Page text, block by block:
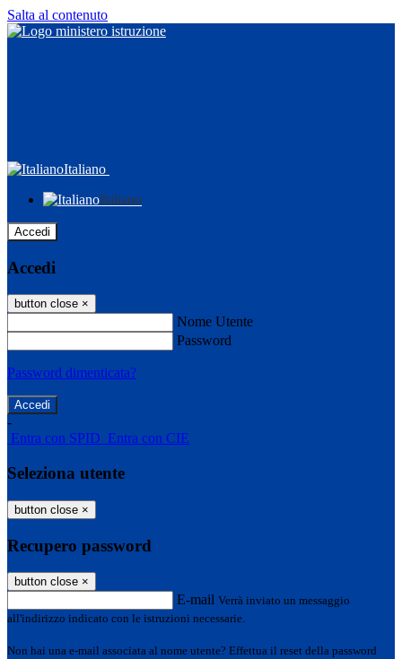
Salta al contenuto
Italiano
Italiano
Accedi
Accedi
button close ×
Nome Utente
Password
Password dimenticata?
-
Entra con SPID Entra con CIE
Seleziona utente
button close ×
Recupero password
button close ×
E-mail Verrà inviato un messaggio
all'indirizzo indicato con le istruzioni necessarie.
Non hai una e-mail associata al nome utente? Effettua il reset della password